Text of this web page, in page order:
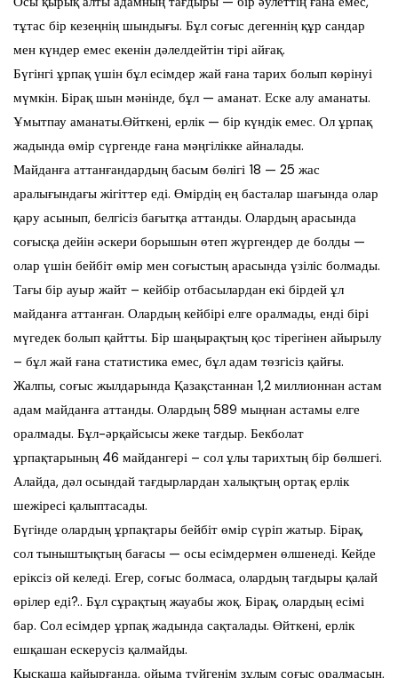
тұтас бір кезеңнің шындығы. Бұл соғыс дегеннің құр сандар
мен күндер емес екенін дәлелдейтін тірі айғақ.
Бүгінгі ұрпақ үшін бұл есімдер жай ғана тарих болып көрінуі
мүмкін. Бірақ шын мәнінде, бұл — аманат. Еске алу аманаты.
Ұмытпау аманаты.Өйткені, ерлік — бір күндік емес. Ол ұрпақ
жадында өмір сүргенде ғана мәңгілікке айналады.
Майданға аттанғандардың басым бөлігі 18 — 25 жас
аралығындағы жігіттер еді. Өмірдің ең басталар шағында олар
қару асынып, белгісіз бағытқа аттанды. Олардың арасында
соғысқа дейін әскери борышын өтеп жүргендер де болды —
олар үшін бейбіт өмір мен соғыстың арасында үзіліс болмады.
Тағы бір ауыр жайт – кейбір отбасылардан екі бірдей ұл
майданға аттанған. Олардың кейбірі елге оралмады, енді бірі
мүгедек болып қайтты. Бір шаңырақтың қос тірегінен айырылу
– бұл жай ғана статистика емес, бұл адам төзгісіз қайғы.
Жалпы, соғыс жылдарында Қазақстаннан 1,2 миллионнан астам
адам майданға аттанды. Олардың 589 мыңнан астамы елге
оралмады. Бұл-әрқайсысы жеке тағдыр. Бекболат
ұрпақтарының 46 майдангері – сол ұлы тарихтың бір бөлшегі.
Алайда, дәл осындай тағдырлардан халықтың ортақ ерлік
шежіресі қалыптасады.
Бүгінде олардың ұрпақтары бейбіт өмір сүріп жатыр. Бірақ,
сол тыныштықтың бағасы — осы есімдермен өлшенеді. Кейде
еріксіз ой келеді. Егер, соғыс болмаса, олардың тағдыры қалай
өрілер еді?.. Бұл сұрақтың жауабы жоқ. Бірақ, олардың есімі
бар. Сол есімдер ұрпақ жадында сақталады. Өйткені, ерлік
ешқашан ескерусіз қалмайды.
Қысқаша қайырғанда, ойыма түйгенім зұлым соғыс оралмасын,